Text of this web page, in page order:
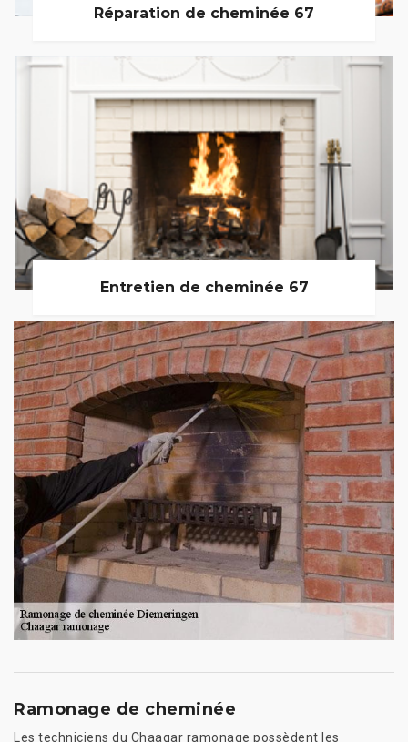
Réparation de cheminée 67
Entretien de cheminée 67
Ramonage de cheminée
Les techniciens du Chaagar ramonage possèdent les